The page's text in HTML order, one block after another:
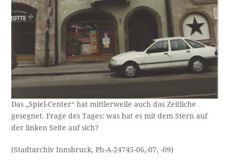
Das „Spiel-Center“ hat mittlerweile auch das Zeitliche
gesegnet. Frage des Tages: was hat es mit dem Stern auf
der linken Seite auf sich?
(Stadtarchiv Innsbruck, Ph-A-24745-06,-07, -09)